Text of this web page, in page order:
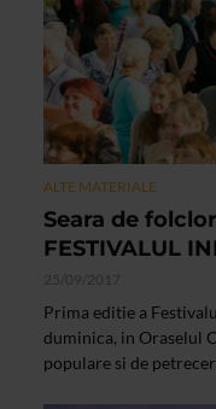
ALTE MATERIALE
Seara de
FESTIVALUL
25/09/2017
Prima editie a
duminica, in Oraselul
populare si de